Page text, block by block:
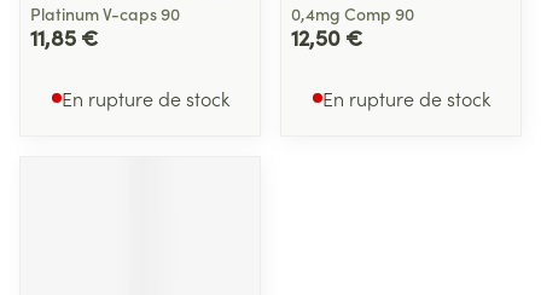
Platinum V-caps 90
11,85 €
En rupture de stock
0,4mg Comp 90
12,50 €
En rupture de stock